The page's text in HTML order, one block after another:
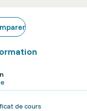
de cours